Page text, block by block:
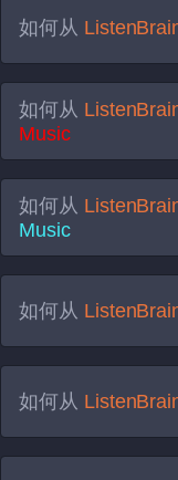
如何从
如何从
Music
如何从
Music
如何从
如何从